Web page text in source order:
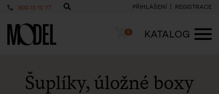
800 10 10 77 PŘIHLÁŠENÍ REGISTRACE
PackShop Košík
0
KATALOG
Šuplíky, úložné boxy